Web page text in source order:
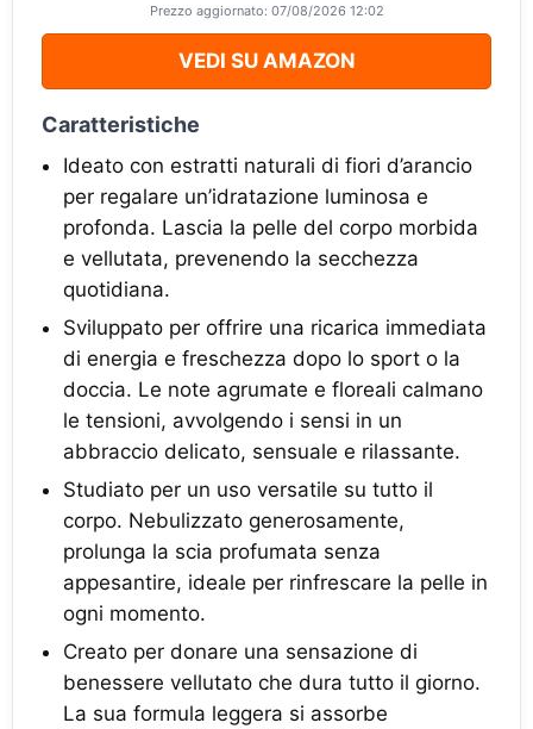
Prezzo aggiornato: 07/08/2026 12:02
VEDI SU AMAZON
Caratteristiche
Ideato con estratti naturali di fiori d’arancio
per regalare un’idratazione luminosa e
profonda. Lascia la pelle del corpo morbida
e vellutata, prevenendo la secchezza
quotidiana.
Sviluppato per offrire una ricarica immediata
di energia e freschezza dopo lo sport o la
doccia. Le note agrumate e floreali calmano
le tensioni, avvolgendo i sensi in un
abbraccio delicato, sensuale e rilassante.
Studiato per un uso versatile su tutto il
corpo. Nebulizzato generosamente,
prolunga la scia profumata senza
appesantire, ideale per rinfrescare la pelle in
ogni momento.
Creato per donare una sensazione di
benessere vellutato che dura tutto il giorno.
La sua formula leggera si assorbe